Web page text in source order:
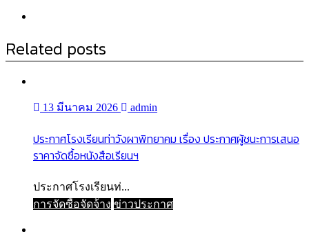
Related posts
13 มีนาคม 2026 admin
ประกาศโรงเรียนท่าวังผาพิทยาคม เรื่อง ประกาศผู้ชนะการเสนอ
ราคาจัดซื้อหนังสือเรียนฯ
ประกาศโรงเรียนท่...
การจัดซื้อจัดจ้าง ข่าวประกาศ